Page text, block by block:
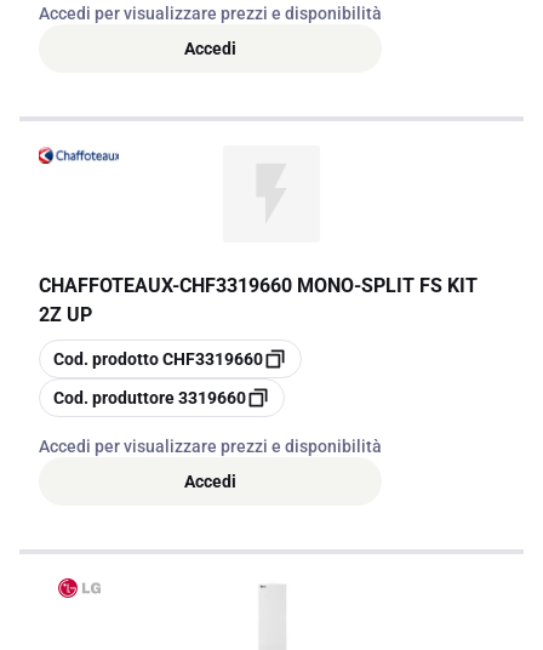
Accedi per visualizzare prezzi e disponibilità
Accedi
CHAFFOTEAUX-CHF3319660 MONO-SPLIT FS KIT
2Z UP
copia
Cod. prodottoCHF3319660
copia
Cod. produttore3319660
Accedi per visualizzare prezzi e disponibilità
Accedi